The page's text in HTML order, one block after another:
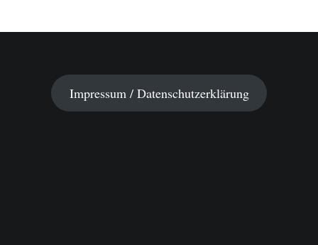
Impressum / Datenschutzerklärung